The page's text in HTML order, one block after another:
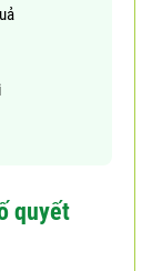
quyết